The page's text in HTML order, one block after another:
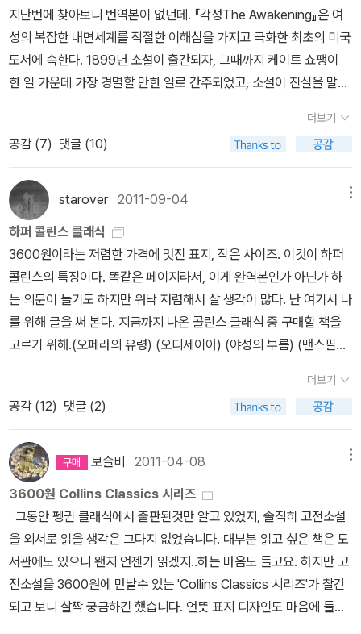
대상이었다. 누군가의 상상력에 한계를 두는것은 누구에게도 권리가
없다. 다만 예술과 소설에 한해서 그런 자율권이 주어져야 한다고 나
는 믿는다. (그 외의 것은 법의 테두리 안에 있다.) 지금의 금기가 다
음 세계에서는 다른 것일수도 있다. 시대에 발이 묶인 독자는 작가에
게 족쇄를 채우는 오만함을 경계해야한다. 작품은 인간보다 생명이
길고 시대를 넘어서 재평가된다.줄거리는 이렇다. 사업을 하는 남편
양지에서 '로베르'라는 청년을 만나 자주 함께 시간을 보내게 된다. 그
러다 '로베르'를 점점 좋아하게 되고 그 또한 마찬가지였다. 하지만 자
유롭지 못한 그녀의 상황에 로베르는 자신의 감정을 숨기고 멕시코로
떠나게 되는데 그의 빈자리를 통해 에드나는 자신의 감정에 비로소
눈을 뜨고 더불어 속박당하지 않는 자유로운 삶의 필요성을 자각한
다. 에드나는 그렇게 로베르가 떠난 뒤부터 서서히 자신의 정체성을
찾게된다. 사랑과 고통을 오롯이 경험하며 그 모든 것들이 삶을 보다
충만하게 한다는걸 깨닫는다. 무엇보다 이제야 비로소 알 것 같았
혀, 삶이란 것이, 그 괴물처럼 아름다우면서도 잔인한 것이, 그럼에
도 불구하고 얼마나 소중한 것인지 조금은 알 수 있을 것 같았다. - P
176'에드나'는 점차 남편 퐁펠리에의 아내가 아닌 자신의 삶의 주인
공이 되어간다. 그리고 결국 로베르를 만나 진심을 전하게 되는데...이
야기가 진행되는 내내 특별한? 사건은 발생하지 않는다. 그럼에도 불
구하고 이 소설은 전혀 지루하지가 않았다. 단지 '에드나'의 감정의 변
화, 자각의 확산이 서서히 물결치듯 그녀의 삶을 사로잡는 것을 지켜
보며 전율하고 감동 받았다. 19세기 후반이었던 당시로서는 분명 이
정도도 파격적이었을 것이다. 소설에서도 에드나의 자유를 향한 몇가
지 시도에 그녀의 친구가 '쿠테타'라고 표현한다. 지금과 비교하면 사
소한 시도일 뿐인데도 말이다. 하층민 여성은 그저 묵묵히 시중들고
지난번에 찾아보니 번역본이 없던데. 『각성The Awakening』은 여
성의 복잡한 내면세계를 적절한 이해심을 가지고 극화한 최초의 미국
도서에 속한다. 1899년 소설이 출간되자, 그때까지 케이트 쇼팽이
한 일 가운데 가장 경멸할 만한 일로 간주되었고, 소설이 진실을 말했
100-101)도대체 어떤 소설이길래 '가장 경멸할 만한 일'이 되었을까.
읽다가 문득 그런 생각이 들었다. 금기를 깨려고 앞으로 나가는 것, 삶
의 지루함을 표현하는 것, 그것이 왜 그렇게 어렵고 힘들어야 했을까.
진실을 말하는 일이 비난을 받는 경우가 어제오늘일은 아니지만, 진
실하다는 이유로 삶이 더 힘들어지다니, 안타깝다. 어쨌든 각성이란
소설을 읽어보고 싶은데, 대체 왜 번역본이 없을까. 어느 출판사든, 이
책 번역해줄 의향 없습니까? 자, 이 책의 줄거리를 잠깐 살펴보자.남
편과 자녀들에게 싫증이 난 에드나는 젊고 잘생긴 로버트에게 푹 빠
져서 내면에서 고동치는 욕망을 파악하지 못하고 갈팡질팡하며 연이
어 불행한 결정을 내린다. 화가가 되기 위해 나름대로 독립적으로 생
활할 희망을 품고 안락한 생활가 작별하지만, 좌절과 불행이 그녀를
쫓아다닌다. 로버트가 외국에서 돌아와 에드나를 사랑한다고 선언하
지만, 그는 뒤이어 어떤 행동도 하지 못하고 '당신을 사랑하기 때문에
고' 다른 사람들의 관습적인 기대를 저버렸지만, 자유롭게 살 방법을
찾지 못한다. (p.108)아놔...어처구니가 없다. '당신을 사랑하기 때문
에 떠납니다, 라니. 정말이지 각성을 읽으면서 로버트 욕을 한껏 하고
싶은데, 번역본이 없으니 이거야 원. 그런데 이 각성 보다 더 읽고 싶
은 책이 있다. 케이트 쇼팽의 단편 「데지레의 아기Desiree's Baby」
가 그것이다. 아르망과 데지레는 첫아이를 낳은 행복한 부모다. 그런
데 데지레의 어머니가 찾아와 아기를 보고 겁에 질린다. 아기의 모습
에서 뭔가를 보고 겁에 질린 것이다. 데지레의 남편은 이제 그녀를 피
더보기
공감 (7) 댓글 (10)
starover2011-09-04
하퍼 콜린스 클래식
3600원이라는 저렴한 가격에 멋진 표지, 작은 사이즈. 이것이 하퍼
콜린스의 특징이다. 똑같은 페이지라서, 이게 완역본인가 아닌가 하
는 의문이 들기도 하지만 워낙 저렴해서 살 생각이 많다. 난 여기서 나
를 위해 글을 써 본다. 지금까지 나온 콜린스 클래식 중 구매할 책을
고르기 위해.(오페라의 유령) (오디세이아) (야성의 부름) (맨스필드
거 수도원) (킴) (몰 플랜더스)(바스커빌가의 개) (거울을 통하여: 거
울 나라의 앨리스) (지킬 박사와 하이드) (비밀의 화원)(주홍글자)
(셜록 홈즈의 모험) (오만과 편견) (작은 아씨들)(위대한 유산) (프랑
켄슈타인) (블랙 뷰티) (이상한 나라의 앨리스)(두 도시 이야기) (크
리스마스 캐럴) (해저 2만리) (아들과 연인)(솔로몬왕의 금광) (더버
빌가의 테스) (로빈슨 크루소) (엠마)(이성과 감성) (도리언 그레이의
초상) (올리버 트위스트) (워더링 하이츠: 폭풍의 언덕)(80일간의 세
계일주) (허클베리 핀의 모험) (제인 에어) (걸리버 여행기)(정글 북)
(톰 소여의 모험)영미권뿐만이 아니라 다른 나라의 원서도 낸 콜린스
클래식. 고전뿐 아니라 현대 문학도 출간하는 콜린스 클래식. 기대가
된다.
더보기
공감 (12) 댓글 (2)
보슬비 2011-04-08
3600원 Collins Classics 시리즈
그동안 펭귄 클래식에서 출판된것만 알고 있었지, 솔직히 고전소설
을 외서로 읽을 생각은 그다지 없었습니다. 대부분 읽고 싶은 책은 도
서관에도 있으니 왠지 언젠가 읽겠지..하는 마음도 들고요. 하지만 고
전소설을 3600원에 만날수 있는 'Collins Classics 시리즈'가 찰간
되고 보니 살짝 궁금하긴 했습니다. 언뜻 표지 디자인도 마음에 들긴